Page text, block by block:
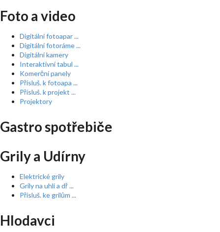
Foto a video
Digitální fotoapar ...
Digitální fotoráme ...
Digitální kamery
Interaktivní tabul ...
Komerční panely
Přísluš. k fotoapa ...
Přísluš. k projekt ...
Projektory
Gastro spotřebiče
Grily a Udírny
Elektrické grily
Grily na uhlí a dř ...
Přísluš. ke grilům ...
Hlodavci